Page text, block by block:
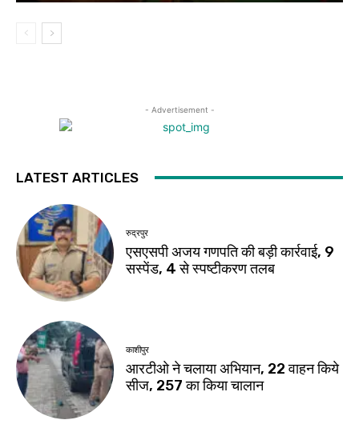
- Advertisement -
LATEST ARTICLES
रुद्रपुर
एसएसपी अजय गणपति की बड़ी कार्रवाई, 9
सस्पेंड, 4 से स्पष्टीकरण तलब
काशीपुर
आरटीओ ने चलाया अभियान, 22 वाहन किये
सीज, 257 का किया चालान